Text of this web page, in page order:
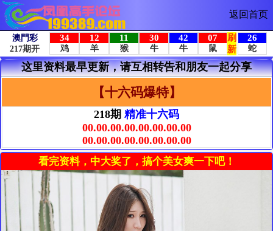
返回首页
这里资料最早更新，请互相转告和朋友一起分享
【十六码爆特】
218期 精准十六码
00.00.00.00.00.00.00.00
00.00.00.00.00.00.00.00
看完资料，中大奖了，搞个美女爽一下吧！